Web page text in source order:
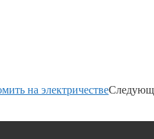
на электричестве